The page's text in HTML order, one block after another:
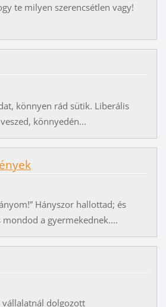
te milyen szerencsétlen vagy!
könnyen rád sütik. Liberális
könnyedén...
Hányszor hallottad; és
a gyermekednek....
vállalatnál dolgozott